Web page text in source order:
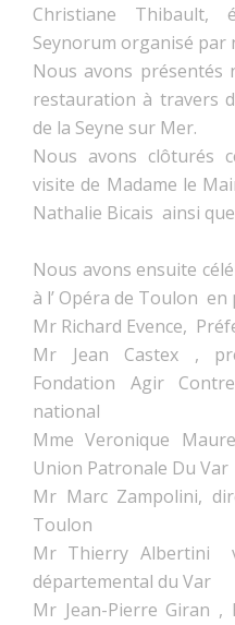
Christiane
Seynorum organisé par
Nous avons présentés
restauration à travers
de la Seyne sur Mer.
Nous avons clôturés
visite de Madame le
Nathalie Bicais ainsi
Nous avons ensuite
à l’ Opéra de Toulon en
Mr Richard Evence,
Mr Jean Castex ,
Fondation Agir
national
Mme Veronique
Union Patronale Du Var
Mr Marc Zampolini,
Toulon
Mr Thierry Albertini
départemental du Var
Mr Jean-Pierre Giran